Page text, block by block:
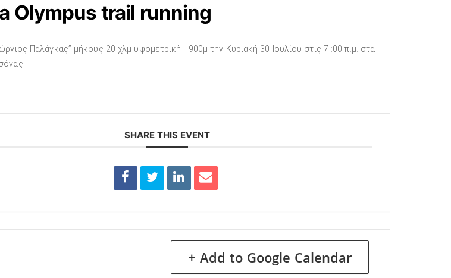
Olympus trail running
Παλάγκας” μήκους 20 χλμ υψομετρική +900μ την Κυριακή 30 Ιουλίου στις 7 :00 π.μ. στα
SHARE THIS EVENT
+ Add to Google Calendar